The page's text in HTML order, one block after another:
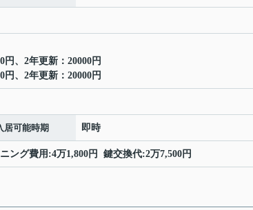
、2年更新：20000円
、2年更新：20000円
居可能時期 即時
ング費用:4万1,800円 鍵交換代:2万7,500円